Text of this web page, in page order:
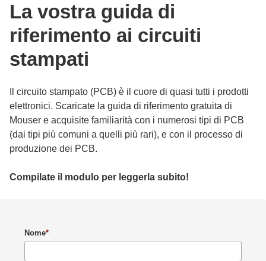
La vostra guida di
riferimento ai circuiti
stampati
Il circuito stampato (PCB) è il cuore di quasi tutti i prodotti
elettronici. Scaricate la guida di riferimento gratuita di
Mouser e acquisite familiarità con i numerosi tipi di PCB
(dai tipi più comuni a quelli più rari), e con il processo di
produzione dei PCB.
Compilate il modulo per leggerla subito!
Nome*